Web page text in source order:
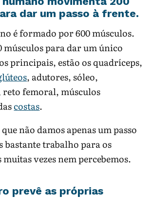
dar um passo à frente.
é formado por 600 músculos.
músculos para dar um único
principais, estão os quadríceps,
, adutores, sóleo,
femoral, músculos
costas.
não damos apenas um passo
bastante trabalho para os
vezes nem percebemos.
prevê as próprias